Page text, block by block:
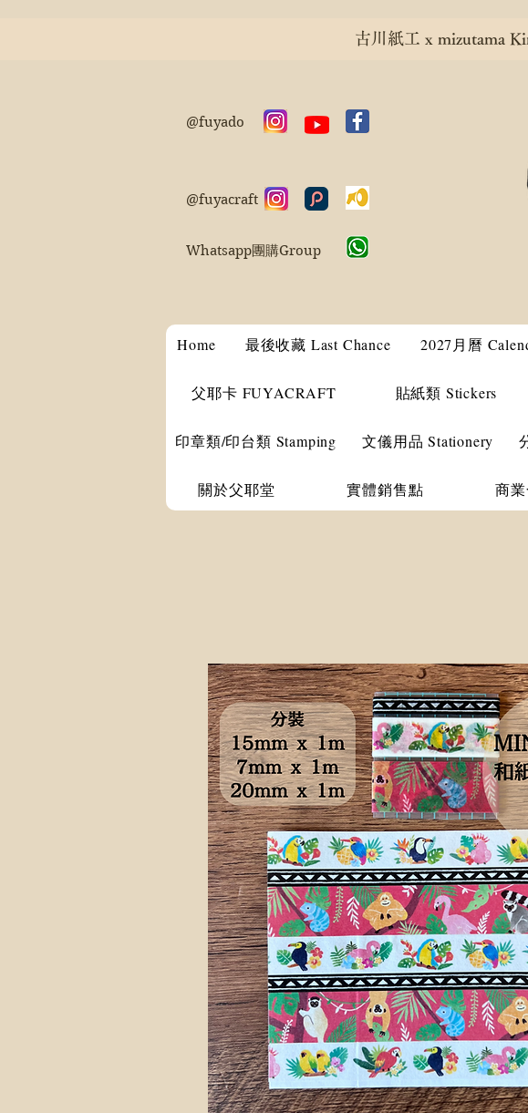
古川紙工 x mizutama
@fuyado
@fuyacraft
Whatsapp團購Group
Home 最後收藏 Last Chance 2027月曆
父耶卡 FUYACRAFT 貼紙類 Stickers
印章類/印台類 Stamping 文儀用品 Stationery
關於父耶堂 實體銷售點 商